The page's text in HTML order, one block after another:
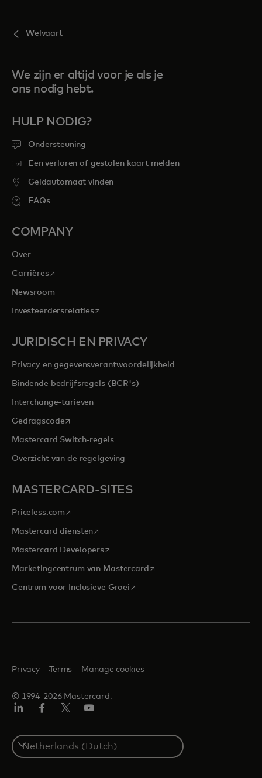
Welvaart
We zijn er altijd voor je als je
ons nodig hebt.
HULP NODIG?
Ondersteuning
Een verloren of gestolen kaart melden
Geldautomaat vinden
FAQs
COMPANY
Over
Carrièresopens in a new tab
Newsroom
Investeerdersrelatiesopens in a new tab
JURIDISCH EN PRIVACY
Privacy en gegevensverantwoordelijkheid
Bindende bedrijfsregels (BCR's)
Interchange-tarieven
Gedragscodeopens in a new tab
Mastercard Switch-regels
Overzicht van de regelgeving
MASTERCARD-SITES
Priceless.com opens in a new tab
Mastercard dienstenopens in a new tab
Mastercard Developersopens in a new tab
Marketingcentrum van Mastercardopens in a new tab
Centrum voor Inclusieve Groeiopens in a new tab
© 1994-2026 Mastercard.
Privacy Terms Manage cookies
Select
a
country